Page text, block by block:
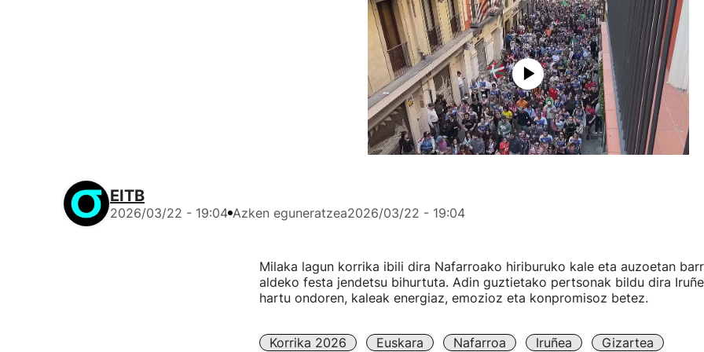
EITB
2026/03/22 - 19:04 Azken eguneratzea2026/03/22 - 19:04
Milaka lagun korrika ibili dira Nafarroako hiriburuko kale eta auzoetan
aldeko festa jendetsu bihurtuta. Adin guztietako pertsonak bildu dira
hartu ondoren, kaleak energiaz, emozioz eta konpromisoz betez.
Korrika 2026 Euskara Nafarroa Iruñea Gizartea